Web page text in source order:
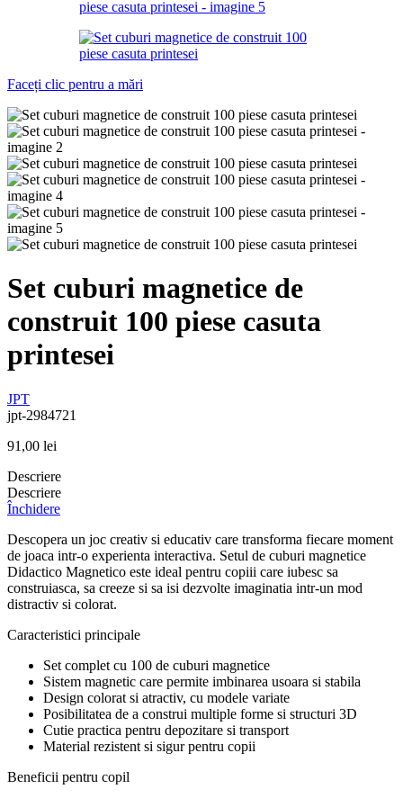
Faceți clic pentru a mări
Set cuburi magnetice de
construit 100 piese casuta
printesei
JPT
jpt-2984721
91,00 lei
Descriere
Descriere
Închidere
Descopera un joc creativ si educativ care transforma fiecare moment
de joaca intr-o experienta interactiva. Setul de cuburi magnetice
Didactico Magnetico este ideal pentru copiii care iubesc sa
construiasca, sa creeze si sa isi dezvolte imaginatia intr-un mod
distractiv si colorat.
Caracteristici principale
Set complet cu 100 de cuburi magnetice
Sistem magnetic care permite imbinarea usoara si stabila
Design colorat si atractiv, cu modele variate
Posibilitatea de a construi multiple forme si structuri 3D
Cutie practica pentru depozitare si transport
Material rezistent si sigur pentru copii
Beneficii pentru copil